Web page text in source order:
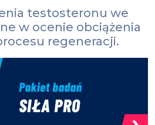
testosteronu we
w ocenie obciążenia
regeneracji.